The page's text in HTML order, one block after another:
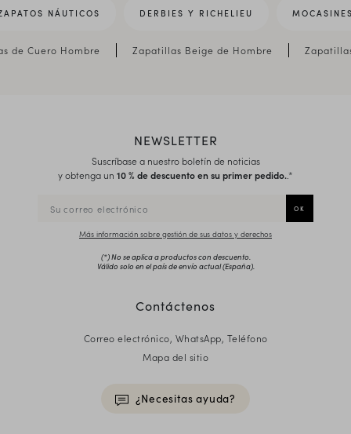
NÁUTICOS DERBIES Y RICHELIEU
de Cuero Hombre Zapatillas Beige de Hombre
NEWSLETTER
Suscríbase a nuestro boletín de noticias
y obtenga un 10 % de descuento en su primer pedido..*
Más información sobre gestión de sus datos y derechos
(*) No se aplica a productos con descuento.
Válido solo en el país de envío actual (España).
Contáctenos
Correo electrónico, WhatsApp, Teléfono
Mapa del sitio
¿Necesitas ayuda?